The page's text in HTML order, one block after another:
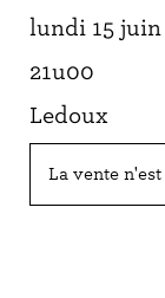
lundi 15 juin
21u00
Ledoux
La vente